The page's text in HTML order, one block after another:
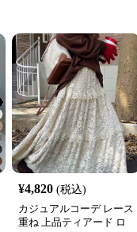
¥4,820 (税込)
カジュアルコーデ レース
重ね 上品ティアード ロ